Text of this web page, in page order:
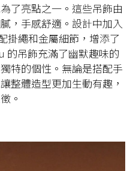
了亮點之一。這些吊飾由
，手感舒適。設計中加入
掛繩和金屬細節，增添了
的吊飾充滿了幽默趣味的
特的個性。無論是搭配手
整體造型更加生動有趣，
。